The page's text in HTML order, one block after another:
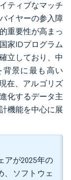
ティブなマッチ
イヤーの参入障
重要性が高まっ
家IDプログラム
立しており、中
景に最も高い
在、アルゴリズ
化するデータ主
機能を中心に展
アが2025年の
、ソフトウェ